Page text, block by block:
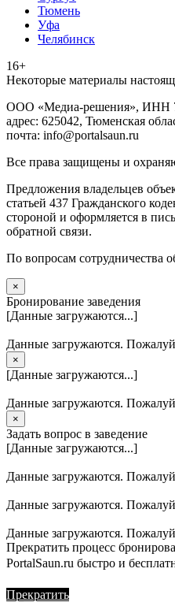
Тюмень
Уфа
Челябинск
16+
Heкoтopыe мaтepиaлы
ООО «Медиа-решения», ИНН
адрес: 625042, Тюменская
почта: info@portalsaun.ru
Вce прaвa зaщищeны и
Предложения владельцев
статьей 437 Гражданского
стороной и оформляется в
обратной связи.
По вопросам сотрудничества
×
Бронирование заведения
[Данные загружаются...]
Данные загружаются.
×
[Данные загружаются...]
Данные загружаются.
×
Задать вопрос в заведение
[Данные загружаются...]
Данные загружаются.
Данные загружаются.
Данные загружаются.
Прекратить процесс
PortalSaun.ru быстро и
Прекратить